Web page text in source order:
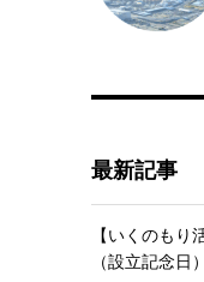
最新記事
【いくのもり
（設立記念日